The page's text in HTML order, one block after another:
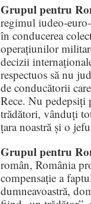
Grupul pentru
regimul iudeo-
în conducerea
operațiunilor
decizii
respectuos să nu
de conducătorii
Rece. Nu pedepsiți
trădători, vânduți
țara noastră și o
Grupul pentru
român, România
compensație a
dumneavoastră,